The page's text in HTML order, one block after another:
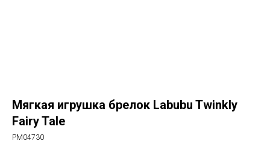
Мягкая игрушка брелок Labubu Twinkly
Fairy Tale
PM04730